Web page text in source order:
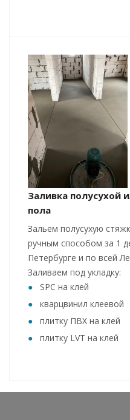
Заливка полусухой
пола
Зальем полусухую
ручным способом за 1
Петербурге и по всей
Заливаем под укладку:
SPC на клей
кварцвинил клеевой
плитку ПВХ на клей
плитку LVT на клей